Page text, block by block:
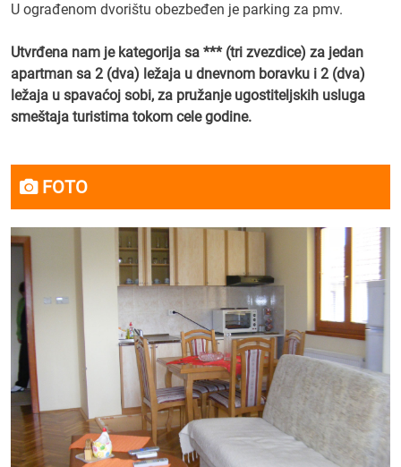
U ograđenom dvorištu obezbeđen je parking za pmv.
Utvrđena nam je kategorija sa *** (tri zvezdice) za jedan
apartman sa 2 (dva) ležaja u dnevnom boravku i 2 (dva)
ležaja u spavaćoj sobi, za pružanje ugostiteljskih usluga
smeštaja turistima tokom cele godine.
FOTO